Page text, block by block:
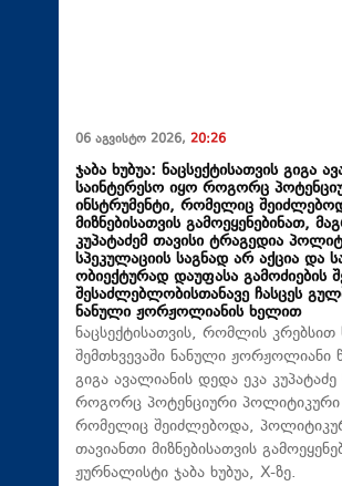
06 აგვისტო 2026, 20:26
ჯაბა ხუბუა: ნაცსექტისათვის გიგა
საინტერესო იყო როგორც
ინსტრუმენტი, რომელიც
მიზნებისათვის გამოეყენებინათ,
კუპატაძემ თავისი ტრაგედია
სპეკულაციის საგნად არ აქცია და
ობიექტურად დაუფასა გამოძიების
შესაძლებლობისთანავე ჩასცეს
ნანული ჟორჟოლიანის ხელით
ნაცსექტისათვის, რომლის კრებსით
შემთხვევაში ნანული ჟორჟოლიანი
გიგა ავალიანის დედა ეკა
როგორც პოტენციური პოლიტიკური
რომელიც შეიძლებოდა,
თავიანთი მიზნებისათვის
ჟურნალისტი ჯაბა ხუბუა, X-ზე.